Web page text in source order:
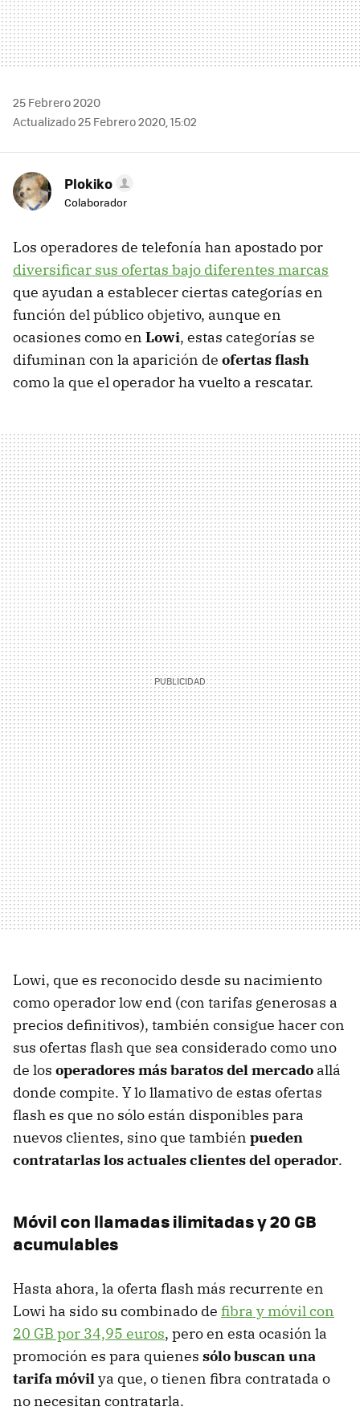
25 Febrero 2020
Actualizado 25 Febrero 2020, 15:02
Plokiko
Colaborador
Los operadores de telefonía han apostado por
diversificar sus ofertas bajo diferentes marcas
que ayudan a establecer ciertas categorías en
función del público objetivo, aunque en
ocasiones como en Lowi, estas categorías se
difuminan con la aparición de ofertas flash
como la que el operador ha vuelto a rescatar.
Lowi, que es reconocido desde su nacimiento
como operador low end (con tarifas generosas a
precios definitivos), también consigue hacer con
sus ofertas flash que sea considerado como uno
de los operadores más baratos del mercado allá
donde compite. Y lo llamativo de estas ofertas
flash es que no sólo están disponibles para
nuevos clientes, sino que también pueden
contratarlas los actuales clientes del operador.
Móvil con llamadas ilimitadas y 20 GB
acumulables
Hasta ahora, la oferta flash más recurrente en
Lowi ha sido su combinado de fibra y móvil con
20 GB por 34,95 euros, pero en esta ocasión la
promoción es para quienes sólo buscan una
tarifa móvilya que, o tienen fibra contratada o
no necesitan contratarla.